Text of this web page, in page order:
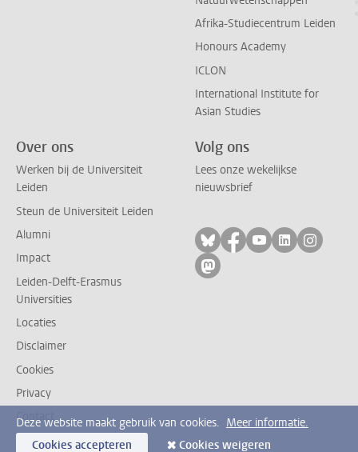
Afrika-Studiecentrum Leiden
Honours Academy
ICLON
International Institute for
Asian Studies
Over ons
Werken bij de Universiteit
Leiden
Steun de Universiteit Leiden
Alumni
Impact
Leiden-Delft-Erasmus
Universities
Locaties
Disclaimer
Cookies
Privacy
Contact
Volg ons
Lees onze wekelijkse
nieuwsbrief
Volg ons op bluesky
Volg ons op
Volg ons op
Volg ons
Volg
Volg ons op mastodon
Deze website maakt gebruik van cookies. Meer informatie.
Cookies accepteren
Cookies weigeren